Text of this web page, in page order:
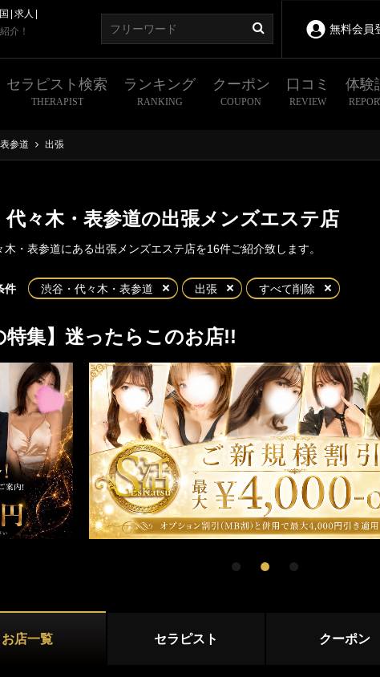
求人
介！
無料会員
セラピスト検索
THERAPIST
ランキング
RANKING
クーポン
COUPON
口コミ
REVIEW
体験
参道 出張
代々木・表参道の出張メンズエステ店
木・表参道にある出張メンズエステ店を16件ご紹介致します。
件 渋谷・代々木・表参道 出張 すべて削除
特集】迷ったらこのお店!!
お店一覧 セラピスト クーポン
新宿・西東京エリア
新宿 大久保・高田馬場
吉祥寺・三鷹 国分寺・武蔵小金井
初台・幡ヶ谷・笹塚 調布・府中
西東京(田無)・東村山
池袋・大塚エリア
大塚・巣鴨
店舗型
マンション型
出張
施術内容
リンパマッサージ
ッチ
体
オプション